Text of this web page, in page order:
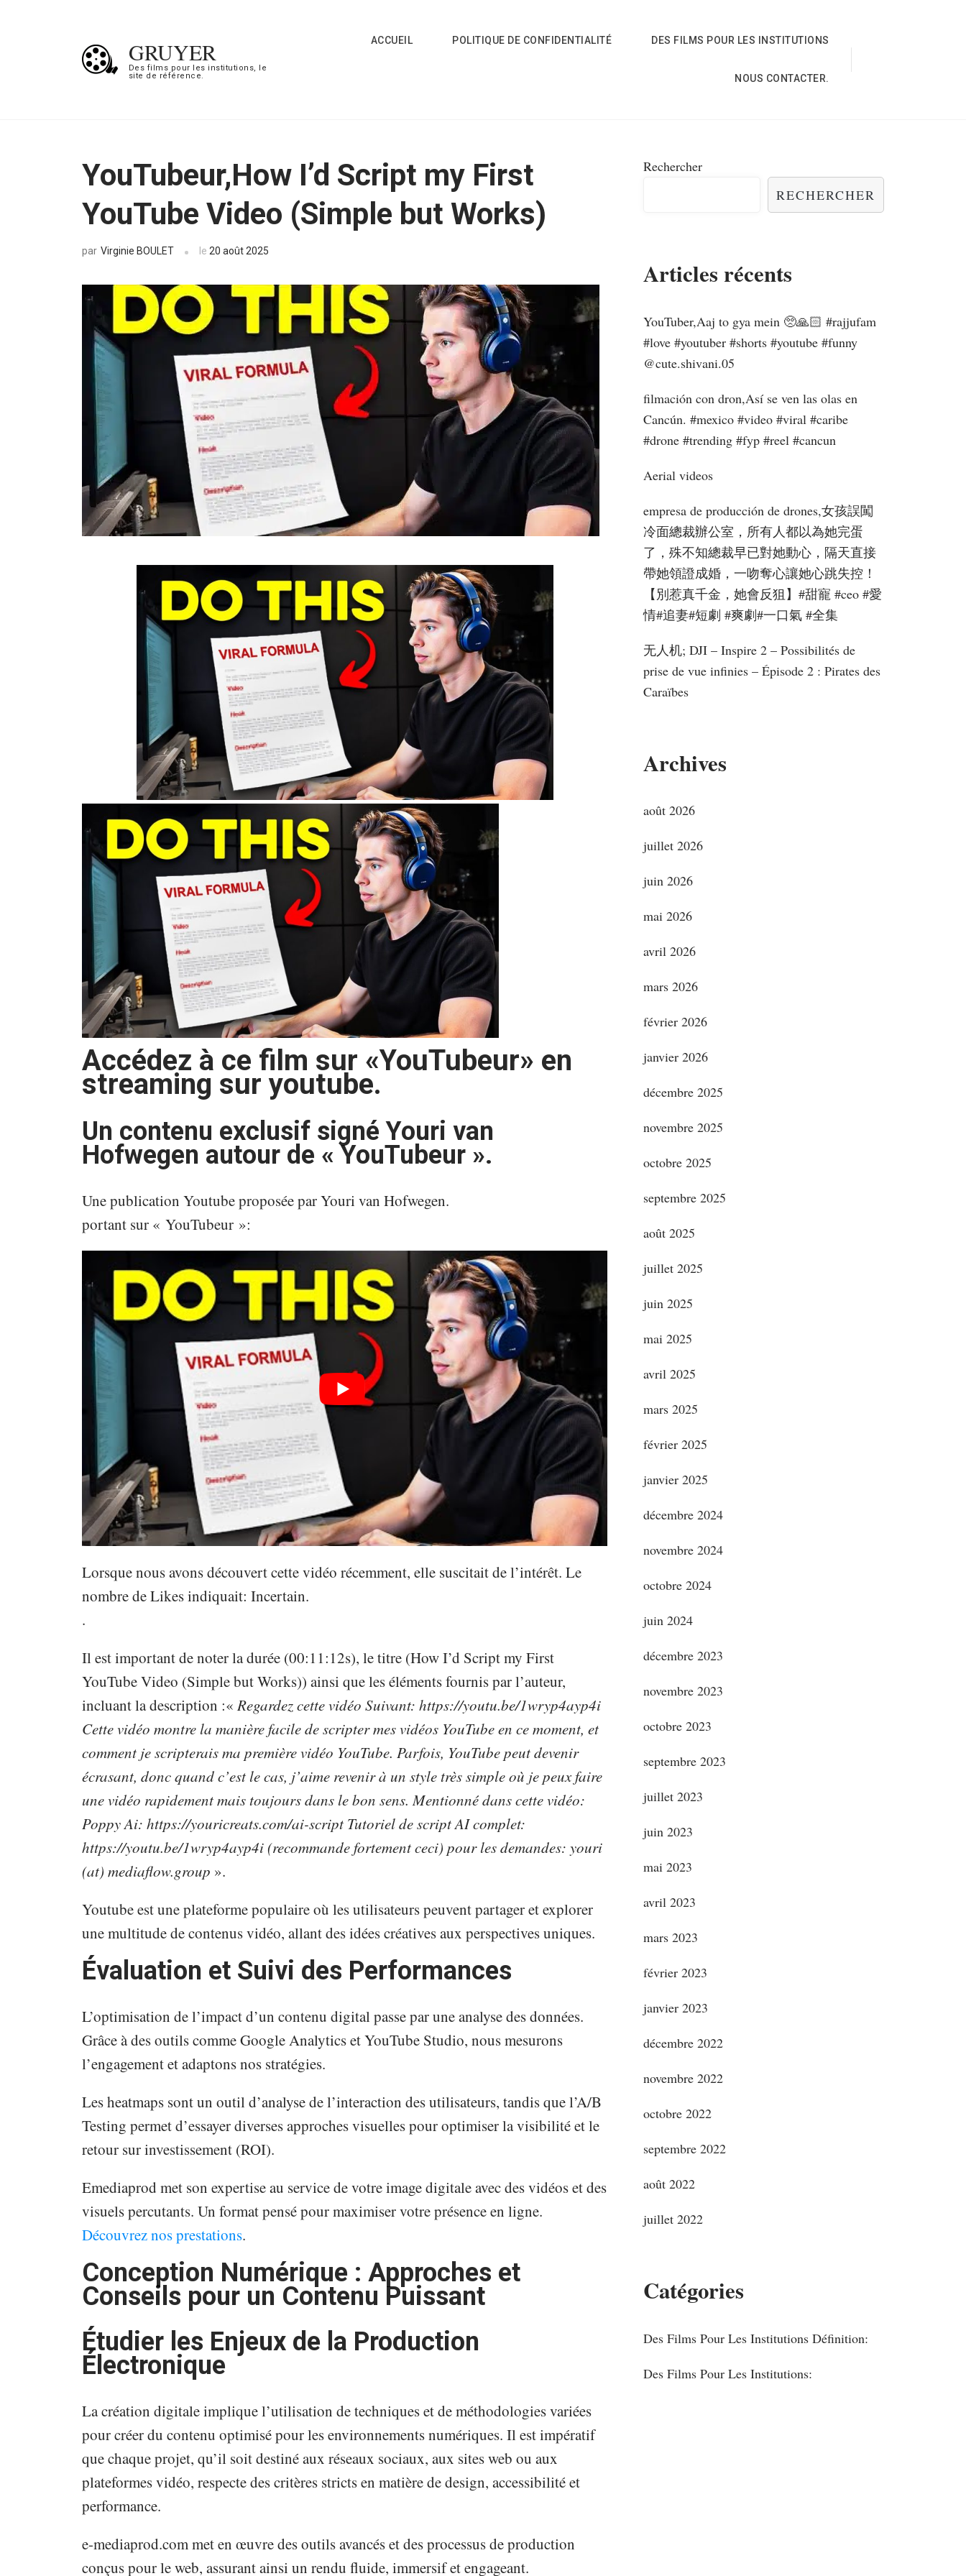
GRUYER
Des films pour les institutions, le
site de référence.
ACCUEIL POLITIQUE DE CONFIDENTIALITÉ DES FILMS POUR LES INSTITUTIONS
NOUS CONTACTER.
YouTubeur,How I’d Script my First
YouTube Video (Simple but Works)
par Virginie BOULET le 20 août 2025
Accédez à ce film sur «YouTubeur» en
streaming sur youtube.
Un contenu exclusif signé Youri van
Hofwegen autour de « YouTubeur ».
Une publication Youtube proposée par Youri van Hofwegen.
portant sur « YouTubeur »:
Lorsque nous avons découvert cette vidéo récemment, elle suscitait de l’intérêt. Le
nombre de Likes indiquait: Incertain.
.
Il est important de noter la durée (00:11:12s), le titre (How I’d Script my First
YouTube Video (Simple but Works)) ainsi que les éléments fournis par l’auteur,
incluant la description :« Regardez cette vidéo Suivant: https://youtu.be/1wryp4ayp4i
Cette vidéo montre la manière facile de scripter mes vidéos YouTube en ce moment, et
comment je scripterais ma première vidéo YouTube. Parfois, YouTube peut devenir
écrasant, donc quand c’est le cas, j’aime revenir à un style très simple où je peux faire
une vidéo rapidement mais toujours dans le bon sens. Mentionné dans cette vidéo:
Poppy Ai: https://youricreats.com/ai-script Tutoriel de script AI complet:
https://youtu.be/1wryp4ayp4i (recommande fortement ceci) pour les demandes: youri
(at) mediaflow.group ».
Youtube est une plateforme populaire où les utilisateurs peuvent partager et explorer
une multitude de contenus vidéo, allant des idées créatives aux perspectives uniques.
Évaluation et Suivi des Performances
L’optimisation de l’impact d’un contenu digital passe par une analyse des données.
Grâce à des outils comme Google Analytics et YouTube Studio, nous mesurons
l’engagement et adaptons nos stratégies.
Les heatmaps sont un outil d’analyse de l’interaction des utilisateurs, tandis que l’A/B
Testing permet d’essayer diverses approches visuelles pour optimiser la visibilité et le
retour sur investissement (ROI).
Emediaprod met son expertise au service de votre image digitale avec des vidéos et des
visuels percutants. Un format pensé pour maximiser votre présence en ligne.
Découvrez nos prestations.
Conception Numérique : Approches et
Conseils pour un Contenu Puissant
Étudier les Enjeux de la Production
Électronique
La création digitale implique l’utilisation de techniques et de méthodologies variées
pour créer du contenu optimisé pour les environnements numériques. Il est impératif
que chaque projet, qu’il soit destiné aux réseaux sociaux, aux sites web ou aux
plateformes vidéo, respecte des critères stricts en matière de design, accessibilité et
performance.
e-mediaprod.com met en œuvre des outils avancés et des processus de production
conçus pour le web, assurant ainsi un rendu fluide, immersif et engageant.
Rechercher
RECHERCHER
Articles récents
YouTuber,Aaj to gya mein 🥺🙏🏻 #rajjufam
#love #youtuber #shorts #youtube #funny ​
⁠@cute.shivani.05
filmación con dron,Así se ven las olas en
Cancún. #mexico #video #viral #caribe
#drone #trending #fyp #reel #cancun
Aerial videos
empresa de producción de drones,女孩誤闖
冷面總裁辦公室，所有人都以為她完蛋
了，殊不知總裁早已對她動心，隔天直接
帶她領證成婚，一吻奪心讓她心跳失控！
【別惹真千金，她會反狙】#甜寵 #ceo #愛
情#追妻#短劇 #爽劇#一口氣 #全集
无人机; DJI – Inspire 2 – Possibilités de
prise de vue infinies – Épisode 2 : Pirates des
Caraïbes
Archives
août 2026
juillet 2026
juin 2026
mai 2026
avril 2026
mars 2026
février 2026
janvier 2026
décembre 2025
novembre 2025
octobre 2025
septembre 2025
août 2025
juillet 2025
juin 2025
mai 2025
avril 2025
mars 2025
février 2025
janvier 2025
décembre 2024
novembre 2024
octobre 2024
juin 2024
décembre 2023
novembre 2023
octobre 2023
septembre 2023
juillet 2023
juin 2023
mai 2023
avril 2023
mars 2023
février 2023
janvier 2023
décembre 2022
novembre 2022
octobre 2022
septembre 2022
août 2022
juillet 2022
Catégories
Des Films Pour Les Institutions Définition:
Des Films Pour Les Institutions: